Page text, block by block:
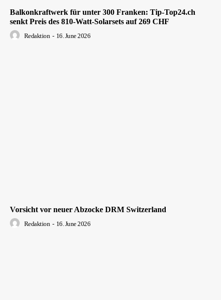
Balkonkraftwerk für unter 300 Franken: Tip-Top24.ch
senkt Preis des 810-Watt-Solarsets auf 269 CHF
Redaktion - 16. June 2026
Vorsicht vor neuer Abzocke DRM Switzerland
Redaktion - 16. June 2026